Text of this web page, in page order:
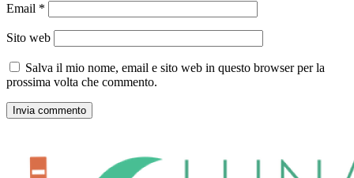
Email *
Sito web
Salva il mio nome, email e sito web in questo browser per la
prossima volta che commento.